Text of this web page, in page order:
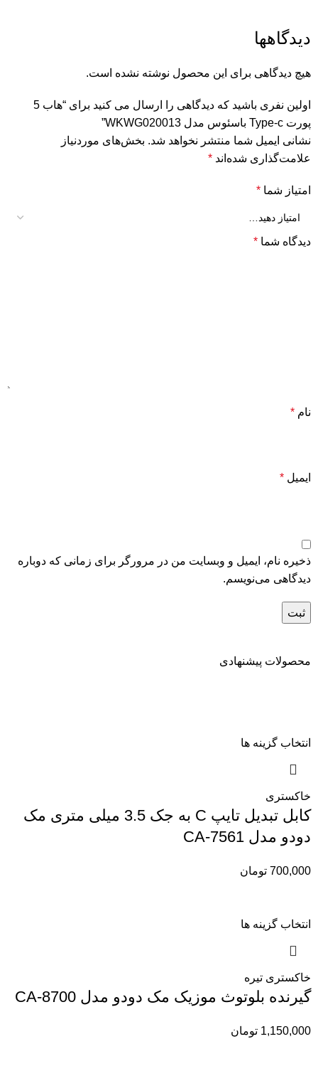
دیدگاهها
هیچ دیدگاهی برای این محصول نوشته نشده است.
اولین نفری باشید که دیدگاهی را ارسال می کنید برای “هاب 5
پورت Type-c باسئوس مدل WKWG020013”
نشانی ایمیل شما منتشر نخواهد شد. بخش‌های موردنیاز
علامت‌گذاری شده‌اند *
امتیاز شما *
دیدگاه شما *
نام *
ایمیل *
ذخیره نام، ایمیل و وبسایت من در مرورگر برای زمانی که دوباره
دیدگاهی می‌نویسم.
محصولات پیشنهادی
انتخاب گزینه ها
خاکستری
کابل تبدیل تایپ C به جک 3.5 میلی متری مک
دودو مدل CA-7561
700,000 تومان
انتخاب گزینه ها
خاکستری تیره
گیرنده بلوتوث موزیک مک دودو مدل CA-8700
1,150,000 تومان